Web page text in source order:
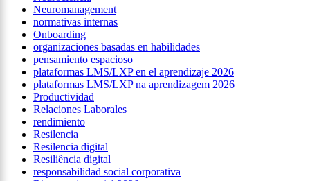
Neuromanagement
normativas internas
Onboarding
organizaciones basadas en habilidades
pensamiento espacioso
plataformas LMS/LXP en el aprendizaje 2026
plataformas LMS/LXP na aprendizagem 2026
Productividad
Relaciones Laborales
rendimiento
Resilencia
Resilencia digital
Resiliência digital
responsabilidad social corporativa